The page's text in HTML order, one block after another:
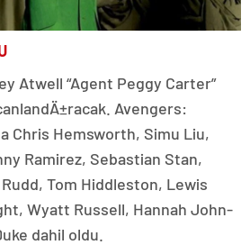
Atwell “Agent Peggy Carter”
Avengers:
Chris Hemsworth, Simu Liu,
Ramirez, Sebastian Stan,
Tom Hiddleston, Lewis
Wyatt Russell, Hannah John-
dahil oldu.